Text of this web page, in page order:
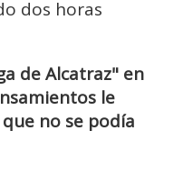
dos horas
de Alcatraz" en
le
no se podía